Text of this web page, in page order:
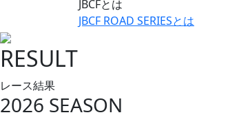
JBCFとは
JBCF ROAD SERIESとは
RESULT
レース結果
2026 SEASON